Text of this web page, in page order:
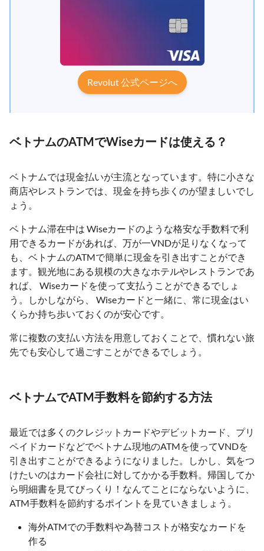
Revolut 公式ページへ
ベトナムのATMでWiseカードは使える？
ベトナムでは現金払いが主流となっています。特に小さな
商店やレストランでは、現金を持ち歩くのが望ましいでし
ょう。
ベトナム滞在中は Wiseカードのような格安な手数料で利
用できるカードがあれば、万が一VNDが足りなくなって
も、ベトナムのATMで簡単に現金を引き出すことができ
ます。観光地にある規模の大きなホテルやレストランであ
れば、 Wiseカードを使って支払うことができるでしょ
う。しかしながら、 Wiseカードと一緒に、常に現金はい
くらか持ち歩いておくのが安心です。
常に複数の支払い方法を用意しておくことで、慣れない旅
先でも安心して過ごすことができるでしょう。
ベトナムでATM手数料を節約する方法
最近では多くのクレジットカードやデビットカード、プリ
ペイドカードなどでベトナム現地のATMを使ってVNDを
引き出すことができるようになりました。しかし、気をつ
けたいのはカード会社に対してかかる手数料。帰国してか
ら明細書を見てびっくり！なんてことにならないように、
ATM手数料を節約するポイントを見ていきましょう。
海外ATMでの手数料や為替コストが格安なカードを
作る